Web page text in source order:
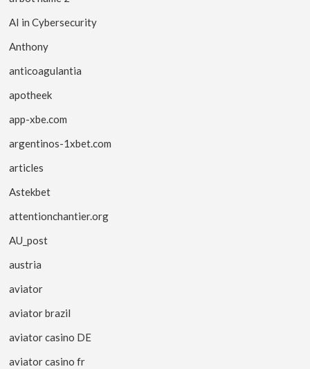
AI in Cybersecurity
Anthony
anticoagulantia
apotheek
app-xbe.com
argentinos-1xbet.com
articles
Astekbet
attentionchantier.org
AU_post
austria
aviator
aviator brazil
aviator casino DE
aviator casino fr